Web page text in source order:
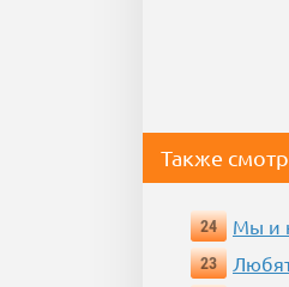
Также
24 Мы и
23